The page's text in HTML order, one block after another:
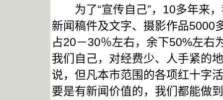
为了“宣传自己”，10多年来，
新闻稿件及文字、摄影作品5000
占20－30％左右，余下50%左右
我们自己，对经费少、人手紧的
说，但凡本市范围的各项红十字
要是有新闻价值的，我们都能做